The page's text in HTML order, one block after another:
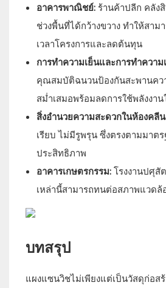
อาคารพาณิชย์: ร้านค้าปลีก คลัง
ช่วงพื้นที่ได้กว้างขวาง ทำให้สา
เวลาโครงการและลดต้นทุน
การทำความเย็นและการทำความ
คุณสมบัติฉนวนป้องกันสะพานคว
สม่ำเสมอพร้อมลดการใช้พลังงา
สิ่งอำนวยความสะดวกในห้องคลี
เรียบ ไม่มีรูพรุน ซึ่งตรงตามมาต
ประสิทธิภาพ
อาคารเกษตรกรรม:โรงงานปศุสั
เหล่านี้สามารถทนต่อสภาพแวด
บทสรุป
แผงแซนวิชไม่เพียงแต่เป็นวัสดุก่อส